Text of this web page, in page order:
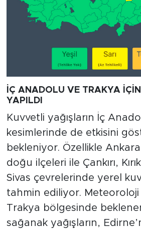
İÇ ANADOLU VE TRAKYA İÇİN
YAPILDI
Kuvvetli yağışların İç
kesimlerinde de etkisini
bekleniyor. Özellikle
doğu ilçeleri ile Çankırı,
Sivas çevrelerinde yerel
tahmin ediliyor.
Trakya bölgesinde
sağanak yağışların,